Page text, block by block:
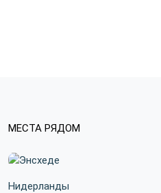
МЕСТА РЯДОМ
Нидерланды